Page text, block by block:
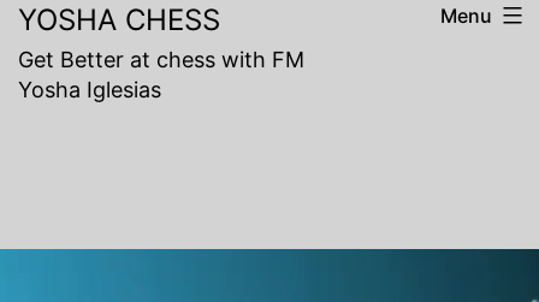
YOSHA CHESS
Get Better at chess with FM
Yosha Iglesias
Menu